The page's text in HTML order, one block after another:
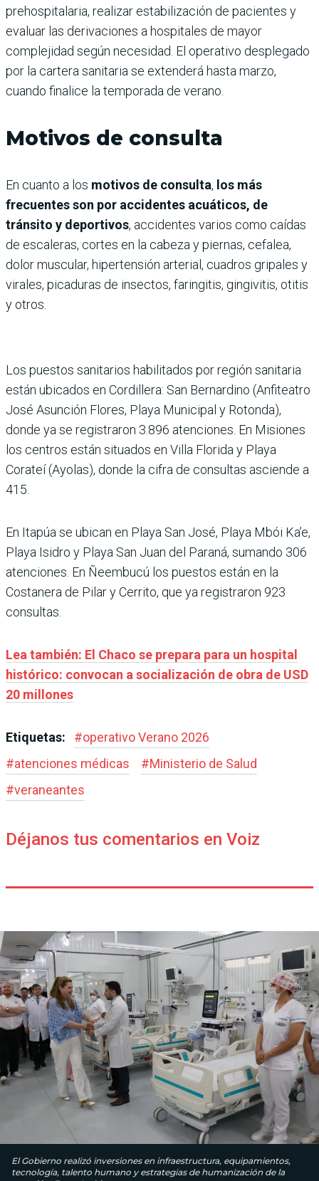
prehospitalaria, realizar estabilización de pacientes y
evaluar las derivaciones a hospitales de mayor
complejidad según necesidad. El operativo desplegado
por la cartera sanitaria se extenderá hasta marzo,
cuando finalice la temporada de verano.
Motivos de consulta
En cuanto a los motivos de consulta, los más
frecuentes son por accidentes acuáticos, de
tránsito y deportivos, accidentes varios como caídas
de escaleras, cortes en la cabeza y piernas, cefalea,
dolor muscular, hipertensión arterial, cuadros gripales y
virales, picaduras de insectos, faringitis, gingivitis, otitis
y otros.
Los puestos sanitarios habilitados por región sanitaria
están ubicados en Cordillera: San Bernardino (Anfiteatro
José Asunción Flores, Playa Municipal y Rotonda),
donde ya se registraron 3.896 atenciones. En Misiones
los centros están situados en Villa Florida y Playa
Corateí (Ayolas), donde la cifra de consultas asciende a
415.
En Itapúa se ubican en Playa San José, Playa Mbói Ka’e,
Playa Isidro y Playa San Juan del Paraná, sumando 306
atenciones. En Ñeembucú los puestos están en la
Costanera de Pilar y Cerrito, que ya registraron 923
consultas.
Lea también: El Chaco se prepara para un hospital
histórico: convocan a socialización de obra de USD
20 millones
Etiquetas: #operativo Verano 2026
#atenciones médicas #Ministerio de Salud
#veraneantes
Déjanos tus comentarios en Voiz
El Gobierno realizó inversiones en infraestructura, equipamientos,
tecnología, talento humano y estrategias de humanización de la